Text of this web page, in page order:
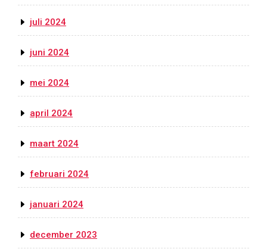
juli 2024
juni 2024
mei 2024
april 2024
maart 2024
februari 2024
januari 2024
december 2023